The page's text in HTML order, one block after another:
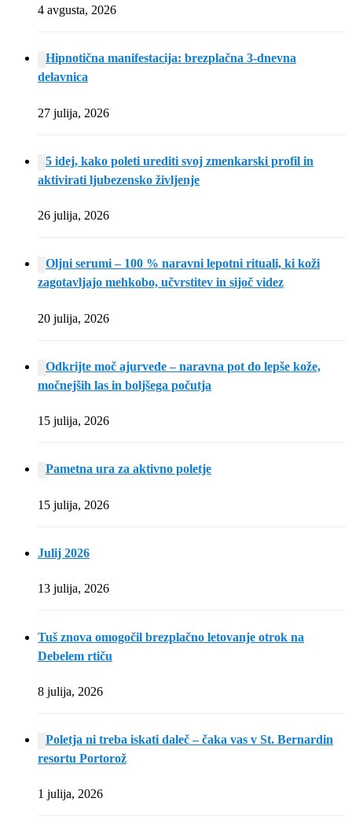
4 avgusta, 2026
Hipnotična manifestacija: brezplačna 3-dnevna
delavnica
27 julija, 2026
5 idej, kako poleti urediti svoj zmenkarski profil in
aktivirati ljubezensko življenje
26 julija, 2026
Oljni serumi – 100 % naravni lepotni rituali, ki koži
zagotavljajo mehkobo, učvrstitev in sijoč videz
20 julija, 2026
Odkrijte moč ajurvede – naravna pot do lepše kože,
močnejših las in boljšega počutja
15 julija, 2026
Pametna ura za aktivno poletje
15 julija, 2026
Julij 2026
13 julija, 2026
Tuš znova omogočil brezplačno letovanje otrok na
Debelem rtiču
8 julija, 2026
Poletja ni treba iskati daleč – čaka vas v St. Bernardin
resortu Portorož
1 julija, 2026